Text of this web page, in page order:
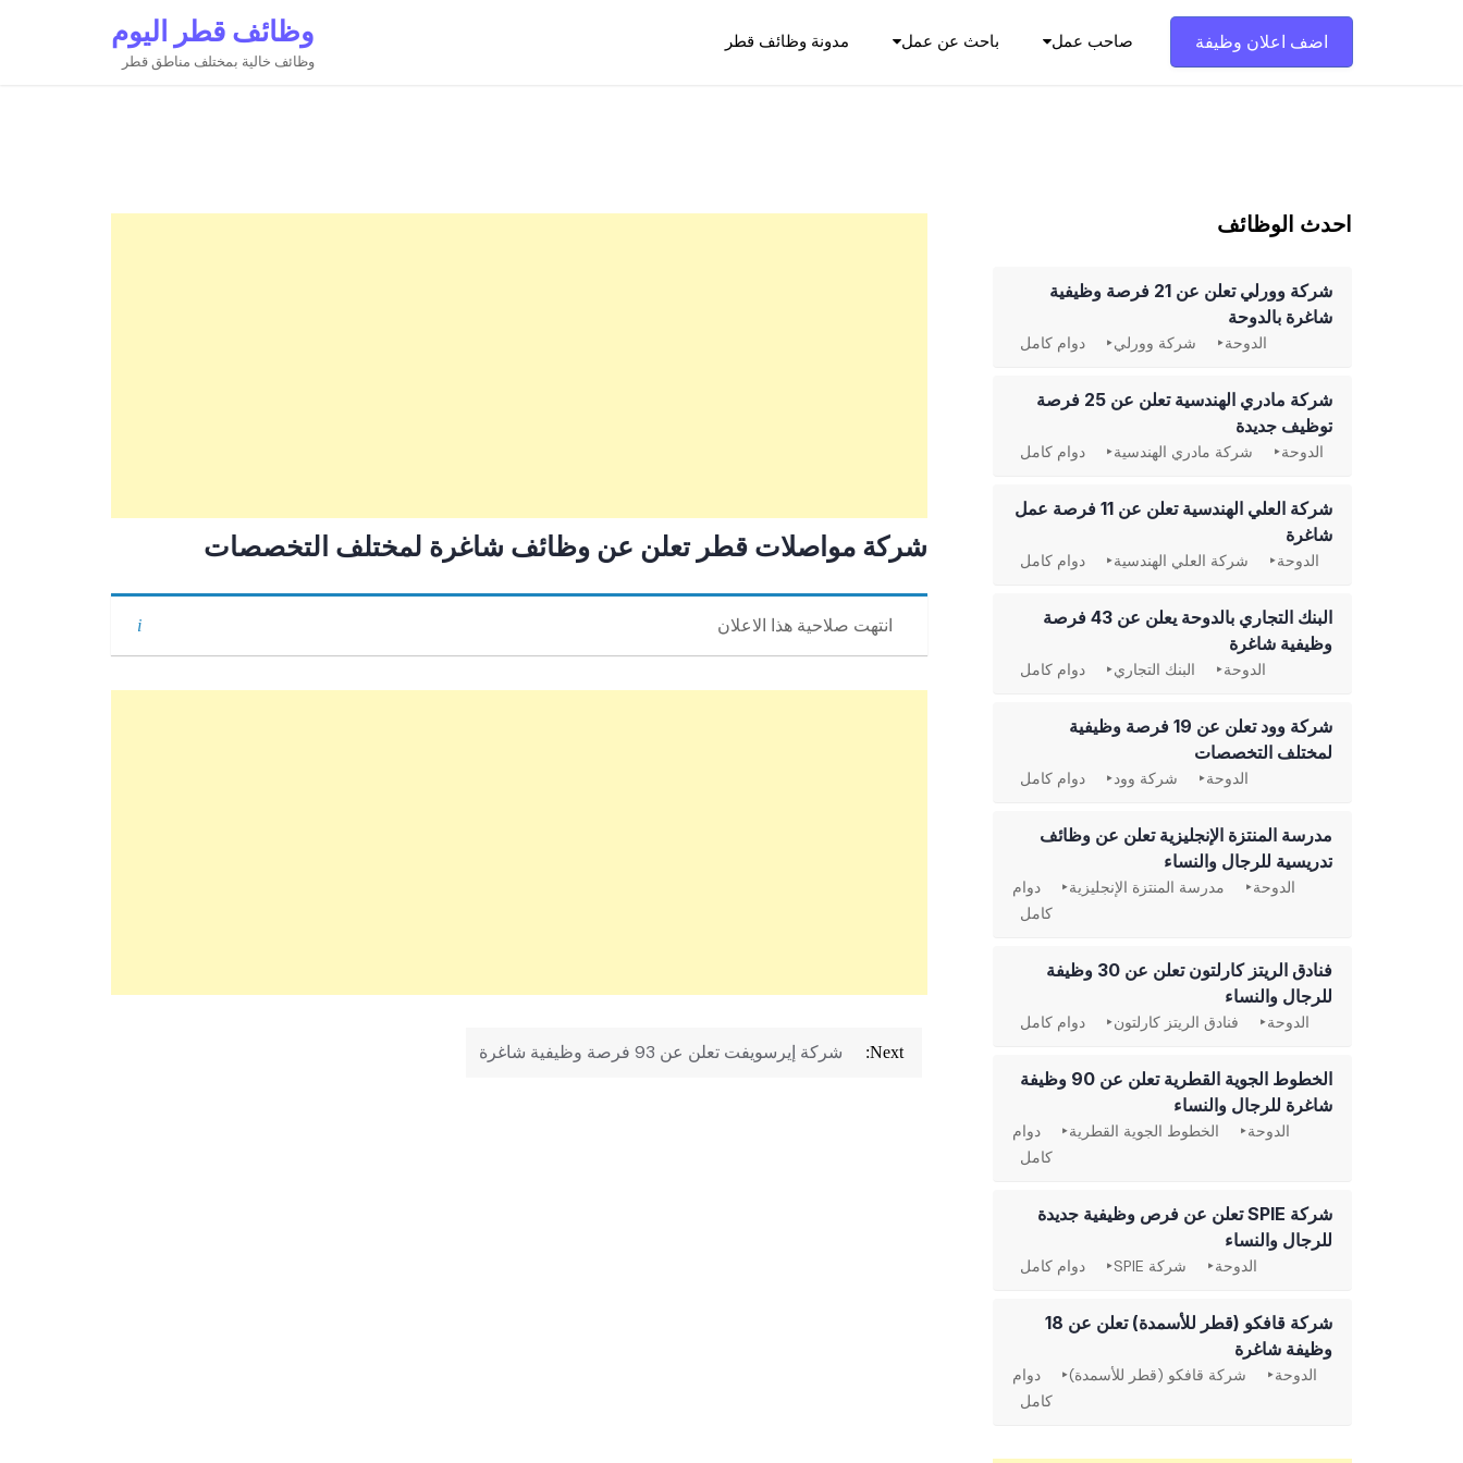
وظائف قطر اليوم
وظائف خالية بمختلف مناطق قطر
مدونة وظائف قطر باحث عن عمل صاحب عمل اضف اعلان وظيفة
شركة مواصلات قطر تعلن عن وظائف شاغرة لمختلف التخصصات
انتهت صلاحية هذا الاعلان
تصفّح
Next: شركة إيرسويفت تعلن عن 93 فرصة وظيفية شاغرة
احدث الوظائف
شركة وورلي تعلن عن 21 فرصة وظيفية
شاغرة بالدوحة
الدوحة شركة وورلي دوام كامل
شركة مادري الهندسية تعلن عن 25 فرصة
توظيف جديدة
الدوحة شركة مادري الهندسية دوام كامل
شركة العلي الهندسية تعلن عن 11 فرصة عمل
شاغرة
الدوحة شركة العلي الهندسية دوام كامل
‏البنك التجاري بالدوحة يعلن عن 43 فرصة
وظيفية شاغرة
الدوحة البنك التجاري دوام كامل
شركة وود تعلن عن 19 فرصة وظيفية
لمختلف التخصصات
الدوحة شركة وود دوام كامل
مدرسة المنتزة الإنجليزية تعلن عن وظائف
تدريسية للرجال والنساء
الدوحة مدرسة المنتزة الإنجليزية
دوام
كامل
فنادق الريتز كارلتون تعلن عن 30 وظيفة
للرجال والنساء
الدوحة فنادق الريتز كارلتون دوام كامل
الخطوط الجوية القطرية تعلن عن 90 وظيفة
شاغرة للرجال والنساء
الدوحة الخطوط الجوية القطرية
دوام
كامل
شركة SPIE تعلن عن فرص وظيفية جديدة
للرجال والنساء
الدوحة شركة SPIE دوام كامل
شركة قافكو (قطر للأسمدة) تعلن عن 18
وظيفة شاغرة
الدوحة شركة قافكو (قطر للأسمدة)
دوام
كامل